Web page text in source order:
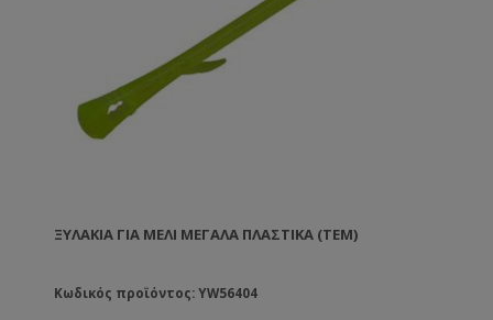
ΞΥΛΆΚΙΑ ΓΙΑ ΜΈΛΙ ΜΕΓΆΛΑ ΠΛΑΣΤΙΚΆ (ΤΕΜ)
Κωδικός προϊόντος: YW56404